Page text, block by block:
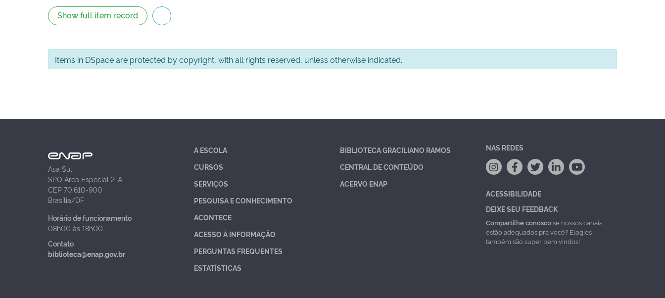
Show full item record
Items in DSpace are protected by copyright, with all rights reserved, unless otherwise indicated.
Asa Sul
SPO Área Especial 2-A
CEP 70.610-900
Brasília/DF
Horário de funcionamento
08h00 às 18h00
Contato
biblioteca@enap.gov.br
A ESCOLA
CURSOS
SERVIÇOS
PESQUISA E CONHECIMENTO
ACONTECE
ACESSO À INFORMAÇÃO
PERGUNTAS FREQUENTES
ESTATÍSTICAS
BIBLIOTECA GRACILIANO RAMOS
CENTRAL DE CONTEÚDO
ACERVO ENAP
NAS REDES
ACESSIBILIDADE
DEIXE SEU FEEDBACK
Compartilhe conoscose nossos canais
estão adequados pra você? Elogios
também são super bem vindos!